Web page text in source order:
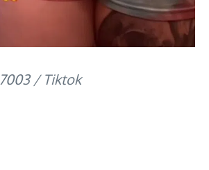
/ Tiktok